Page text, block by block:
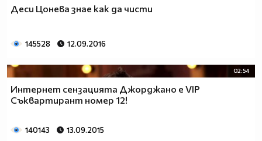
Деси Цонева знае как да чисти
145528 12.09.2016
02:54
Интернет сензацията Джорджано е VIP
Съквартирант номер 12!
140143 13.09.2015